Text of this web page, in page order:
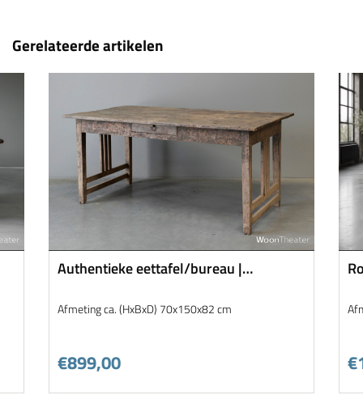
Gerelateerde artikelen
Authentieke eettafel/bureau |
Afmeting ca. (HxBxD) 70x150x82 cm
€899,00